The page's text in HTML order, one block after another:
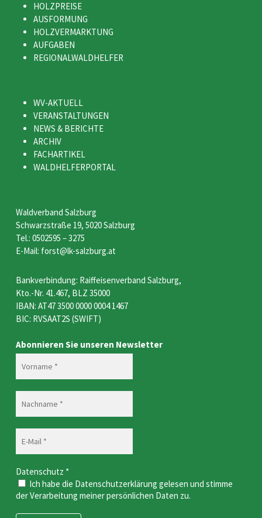
HOLZPREISE
AUSFORMUNG
HOLZVERMARKTUNG
AUFGABEN
REGIONALWALDHELFER
WV-AKTUELL
VERANSTALTUNGEN
NEWS & BERICHTE
ARCHIV
FACHARTIKEL
WALDHELFERPORTAL
Waldverband Salzburg
Schwarzstraße 19, 5020 Salzburg
Tel.: 0502595 – 3275
E-Mail: forst@lk-salzburg.at
Bankverbindung: Raiffeisenverband Salzburg,
Kto.-Nr. 41.467, BLZ 35000
IBAN: AT47 3500 0000 0004 1467
BIC: RVSAAT2S (SWIFT)
Abonnieren Sie unseren Newsletter
Datenschutz *
Ich habe die Datenschutzerklärung gelesen und stimme
der Verarbeitung meiner persönlichen Daten zu.